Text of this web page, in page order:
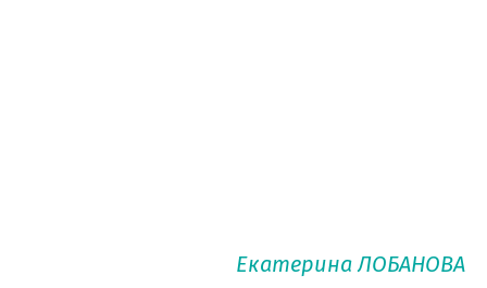
Екатерина ЛОБАНОВА